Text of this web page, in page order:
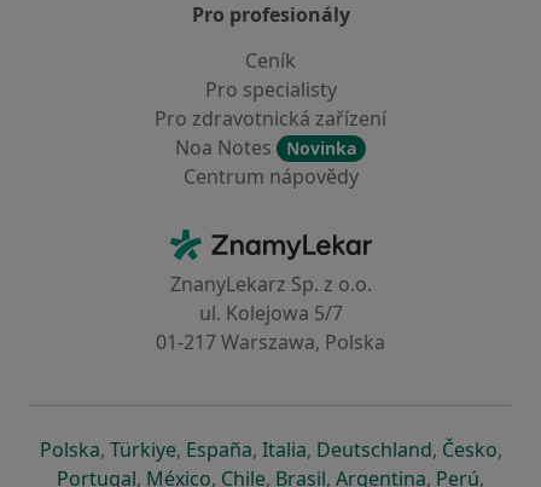
Pro profesionály
Ceník
Pro specialisty
Pro zdravotnická zařízení
Noa Notes
Novinka
Centrum nápovědy
ZnamyLekar - Hlavní stránka
ZnanyLekarz Sp. z o.o.
ul. Kolejowa 5/7
01-217 Warszawa, Polska
Polskase otevře v nové záložce
, Türkiyese otevře v nové záložce
, Españase otevře v nové záložce
, Italiase otevře v nové záložce
, Deutschlandse otevře v
, Českose
,
Portugalse otevře v nové záložce
, Méxicose otevře v nové záložce
, Chilese otevře v nové záložce
, Brasilse otevře v nové
, Argentinase otevře v
, Perúse
,